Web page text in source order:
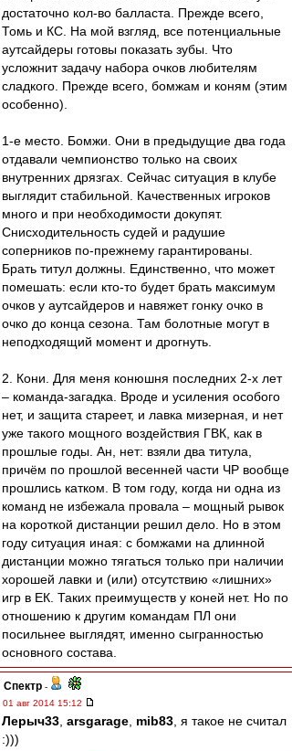
достаточно кол-во балласта. Прежде всего,
Томь и КС. На мой взгляд, все потенциальные
аутсайдеры готовы показать зубы. Что
усложнит задачу набора очков любителям
сладкого. Прежде всего, бомжам и коням (этим
особенно).
1-е место. Бомжи. Они в предыдущие два года
отдавали чемпионство только на своих
внутренних дрязгах. Сейчас ситуация в клубе
выглядит стабильной. Качественных игроков
много и при необходимости докупят.
Снисходительность судей и радушие
соперников по-прежнему гарантированы.
Брать титул должны. Единственно, что может
помешать: если кто-то будет брать максимум
очков у аутсайдеров и навяжет гонку очко в
очко до конца сезона. Там болотные могут в
неподходящий момент и дрогнуть.
2. Кони. Для меня конюшня последних 2-х лет
– команда-загадка. Вроде и усиления особого
нет, и защита стареет, и лавка мизерная, и нет
уже такого мощного воздействия ГВК, как в
прошлые годы. Ан, нет: взяли два титула,
причём по прошлой весенней части ЧР вообще
прошлись катком. В том году, когда ни одна из
команд не избежала провала – мощный рывок
на короткой дистанции решил дело. Но в этом
году ситуация иная: с бомжами на длинной
дистанции можно тягаться только при наличии
хорошей лавки и (или) отсутствию «лишних»
игр в ЕК. Таких преимуществ у коней нет. Но по
отношению к другим командам ПЛ они
посильнее выглядят, именно сыгранностью
основного состава.
Спектр -
01 авг 2014 15:12
Лерыч33 arsgarage mib83 , я такое не считал
:)))